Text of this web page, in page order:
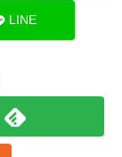
LINE